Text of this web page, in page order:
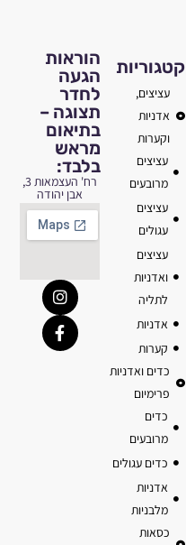
הוראות
הגעה
לחדר
תצוגה –
בתיאום
מראש
בלבד:
רח' העצמאות 3,
אבן יהודה
קטגוריות
עציצים,
אדניות
וקערות
עציצים
מרובעים
עציצים
עגולים
עציצים
ואדניות
לתליה
אדניות
קערות
כדים ואדניות
פרימיום
כדים
מרובעים
כדים עגולים
אדניות
מלבניות
כסאות